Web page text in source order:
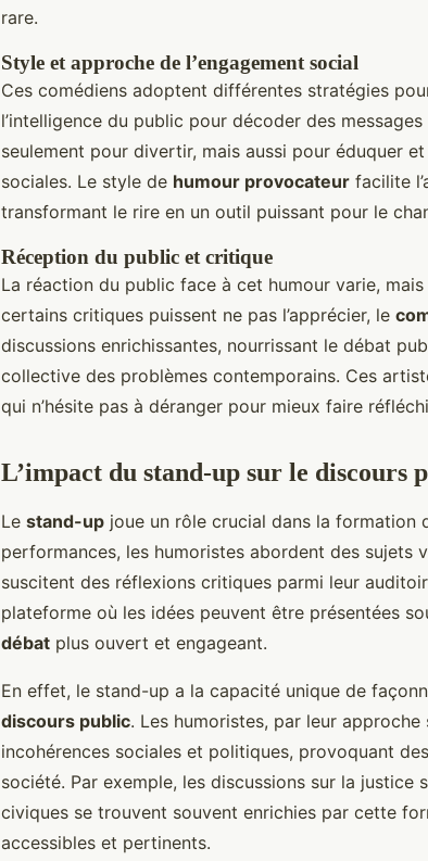
rare.
Style et approche de l’engagement social
Ces comédiens adoptent différentes stratégies
l’intelligence du public pour décoder des
seulement pour divertir, mais aussi pour éduquer
sociales. Le style de humour provocateur facilite
transformant le rire en un outil puissant pour le
Réception du public et critique
La réaction du public face à cet humour varie,
certains critiques puissent ne pas l’apprécier, le
discussions enrichissantes, nourrissant le débat
collective des problèmes contemporains. Ces
qui n’hésite pas à déranger pour mieux faire
L’impact du stand-up sur le discours
Le stand-up joue un rôle crucial dans la formation
performances, les humoristes abordent des sujets
suscitent des réflexions critiques parmi leur
plateforme où les idées peuvent être présentées
débat plus ouvert et engageant.
En effet, le stand-up a la capacité unique de
discours public. Les humoristes, par leur
incohérences sociales et politiques, provoquant
société. Par exemple, les discussions sur la justice
civiques se trouvent souvent enrichies par cette
accessibles et pertinents.